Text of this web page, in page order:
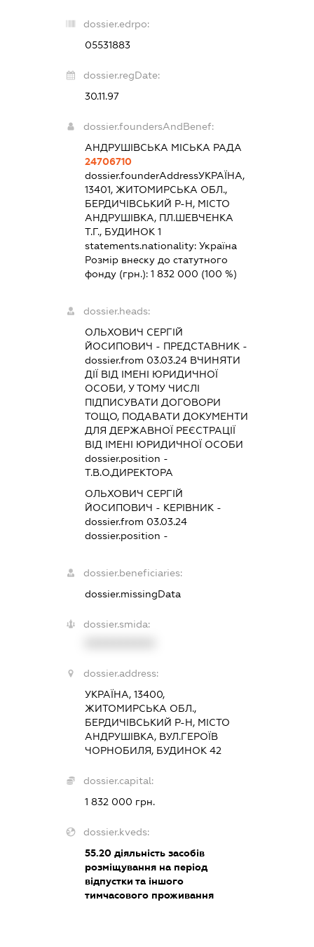
dossier.edrpo:
05531883
dossier.regDate:
30.11.97
dossier.foundersAndBenef:
АНДРУШІВСЬКА МІСЬКА РАДА
24706710
dossier.founderAddressУКРАЇНА,
13401, ЖИТОМИРСЬКА ОБЛ.,
БЕРДИЧІВСЬКИЙ Р-Н, МІСТО
АНДРУШІВКА, ПЛ.ШЕВЧЕНКА
Т.Г., БУДИНОК 1
statements.nationality: Україна
Розмір внеску до статутного
фонду (грн.): 1 832 000 (100 %)
dossier.heads:
ОЛЬХОВИЧ СЕРГІЙ
ЙОСИПОВИЧ - ПРЕДСТАВНИК -
dossier.from 03.03.24ВЧИНЯТИ
ДІЇ ВІД ІМЕНІ ЮРИДИЧНОЇ
ОСОБИ, У ТОМУ ЧИСЛІ
ПІДПИСУВАТИ ДОГОВОРИ
ТОЩО, ПОДАВАТИ ДОКУМЕНТИ
ДЛЯ ДЕРЖАВНОЇ РЕЄСТРАЦІЇ
ВІД ІМЕНІ ЮРИДИЧНОЇ ОСОБИ
dossier.position -
Т.В.О.ДИРЕКТОРА
ОЛЬХОВИЧ СЕРГІЙ
ЙОСИПОВИЧ - КЕРІВНИК -
dossier.from 03.03.24
dossier.position -
dossier.beneficiaries:
dossier.missingData
dossier.smida:
dossier.address:
УКРАЇНА, 13400,
ЖИТОМИРСЬКА ОБЛ.,
БЕРДИЧІВСЬКИЙ Р-Н, МІСТО
АНДРУШІВКА, ВУЛ.ГЕРОЇВ
ЧОРНОБИЛЯ, БУДИНОК 42
dossier.capital:
1 832 000 грн.
dossier.kveds:
55.20діяльність засобів
розміщування на період
відпустки та іншого
тимчасового проживання